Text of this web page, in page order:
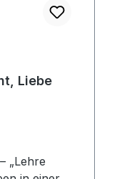
Liebe
„Lehre